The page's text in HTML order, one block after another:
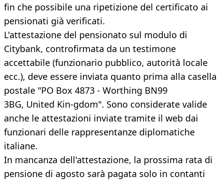
fin che possibile una ripetizione del certificato ai
pensionati già verificati.
L'attestazione del pensionato sul modulo di
Citybank, controfirmata da un testimone
accettabile (funzionario pubblico, autorità locale
ecc.), deve essere inviata quanto prima alla casella
postale "PO Box 4873 - Worthing BN99
3BG, United Kin-gdom". Sono considerate valide
anche le attestazioni inviate tramite il web dai
funzionari delle rappresentanze diplomatiche
italiane.
In mancanza dell'attestazione, la prossima rata di
pensione di agosto sarà pagata solo in contanti